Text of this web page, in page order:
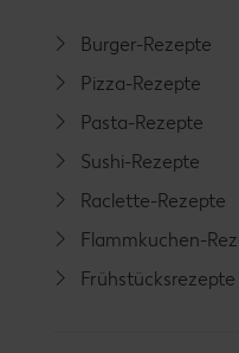
Burger-Rezepte
Pizza-Rezepte
Pasta-Rezepte
Sushi-Rezepte
Raclette-Rezepte
Flammkuchen-
Frühstücksrezepte